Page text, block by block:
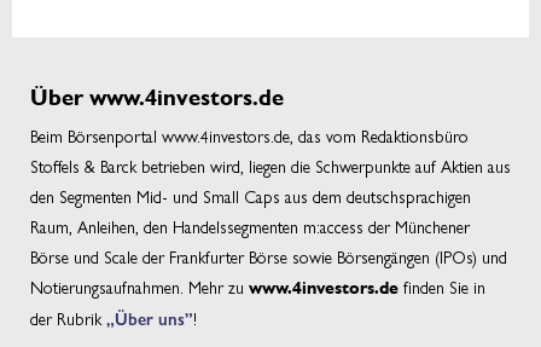
Über www.4investors.de
Beim Börsenportal www.4investors.de, das vom Redaktionsbüro
Stoffels & Barck betrieben wird, liegen die Schwerpunkte auf Aktien aus
den Segmenten Mid- und Small Caps aus dem deutschsprachigen
Raum, Anleihen, den Handelssegmenten m:access der Münchener
Börse und Scale der Frankfurter Börse sowie Börsengängen (IPOs) und
Notierungsaufnahmen. Mehr zu www.4investors.de finden Sie in
der Rubrik „Über uns”!